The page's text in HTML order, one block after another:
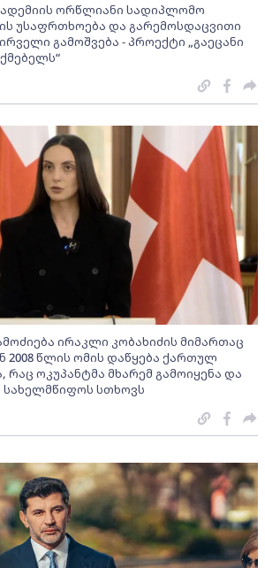
ორწლიანი სადიპლომო
უსაფრთხოება და გარემოსდაცვითი
გამოშვება - პროექტი „გაეცანი
ირაკლი კობახიძის მიმართაც
2008 წლის ომის დაწყება ქართულ
ოკუპანტმა მხარემ გამოიყენა და
სთხოვს